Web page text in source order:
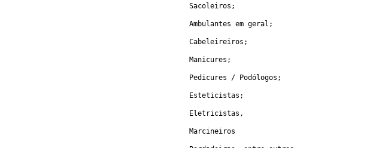
				Sacoleiros;
				Ambulantes em geral;
				Cabeleireiros;
				Manicures;
				Pedicures / Podólogos;
				Esteticistas;
				Eletricistas,
				Marcineiros